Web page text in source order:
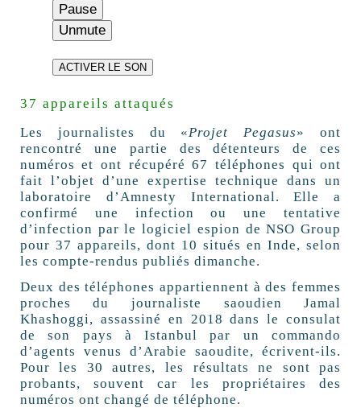
Pause
Unmute
ACTIVER LE SON
37 appareils attaqués
Les journalistes du «Projet Pegasus» ont
rencontré une partie des détenteurs de ces
numéros et ont récupéré 67 téléphones qui ont
fait l’objet d’une expertise technique dans un
laboratoire d’Amnesty International. Elle a
confirmé une infection ou une tentative
d’infection par le logiciel espion de NSO Group
pour 37 appareils, dont 10 situés en Inde, selon
les compte-rendus publiés dimanche.
Deux des téléphones appartiennent à des femmes
proches du journaliste saoudien Jamal
Khashoggi, assassiné en 2018 dans le consulat
de son pays à Istanbul par un commando
d’agents venus d’Arabie saoudite, écrivent-ils.
Pour les 30 autres, les résultats ne sont pas
probants, souvent car les propriétaires des
numéros ont changé de téléphone.